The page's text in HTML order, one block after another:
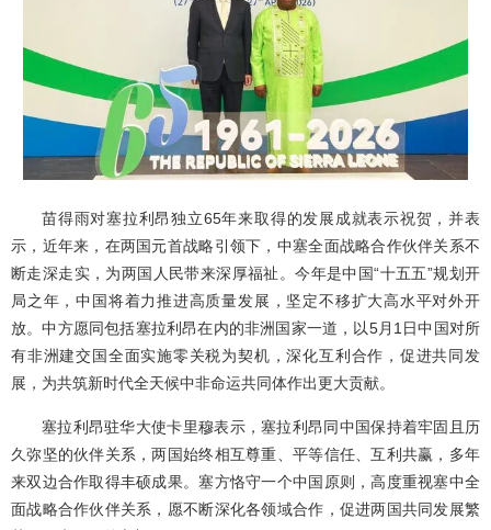
苗得雨对塞拉利昂独立65年来取得的发展成就表示祝贺，并表
示，近年来，在两国元首战略引领下，中塞全面战略合作伙伴关系不
断走深走实，为两国人民带来深厚福祉。今年是中国“十五五”规划开
局之年，中国将着力推进高质量发展，坚定不移扩大高水平对外开
放。中方愿同包括塞拉利昂在内的非洲国家一道，以5月1日中国对所
有非洲建交国全面实施零关税为契机，深化互利合作，促进共同发
展，为共筑新时代全天候中非命运共同体作出更大贡献。
塞拉利昂驻华大使卡里穆表示，塞拉利昂同中国保持着牢固且历
久弥坚的伙伴关系，两国始终相互尊重、平等信任、互利共赢，多年
来双边合作取得丰硕成果。塞方恪守一个中国原则，高度重视塞中全
面战略合作伙伴关系，愿不断深化各领域合作，促进两国共同发展繁